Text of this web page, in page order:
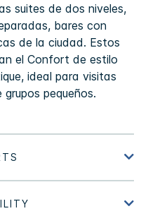
suites de dos niveles,
bares con
de la ciudad. Estos
el Confort de estilo
ideal para visitas
pequeños.